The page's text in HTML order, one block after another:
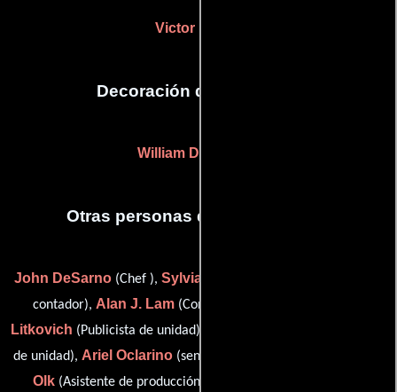
Victor Nunez
Decoración de escenario
William D. McLane
Otras personas que participaron
John DeSarno (Chef ), Sylvia Frantom
contador), Alan J. Lam(Contador de producción),
Litkovich (Publicista de unidad),
de unidad), Ariel Oclarino(senior system administrator),
Olk (Asistente de producción),